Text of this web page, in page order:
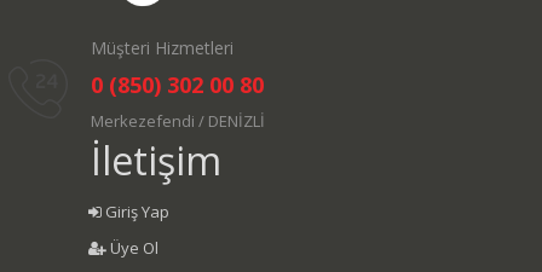
Müşteri Hizmetleri
0 (850) 302 00 80
Merkezefendi / DENİZLİ
İletişim
Giriş Yap
Üye Ol